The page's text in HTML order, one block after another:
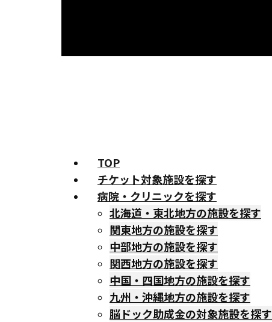
TOP
チケット対象施設を探す
病院・クリニックを探す
北海道・東北地方の施設を探す
関東地方の施設を探す
中部地方の施設を探す
関西地方の施設を探す
中国・四国地方の施設を探す
九州・沖縄地方の施設を探す
脳ドック助成金の対象施設を探す